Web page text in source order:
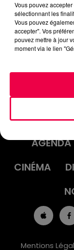
UN JOUR
"BAD
ACCUEIL
AGENDA
CINÉMA
Mentions
Vous pouvez
sélectionnant les
Vous pouvez
accepter". Vos
pouvez mettre à jour
moment via le lien